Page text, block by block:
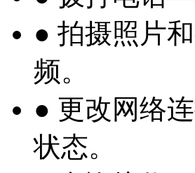
● 拍摄照片
频。
● 更改网络
状态。